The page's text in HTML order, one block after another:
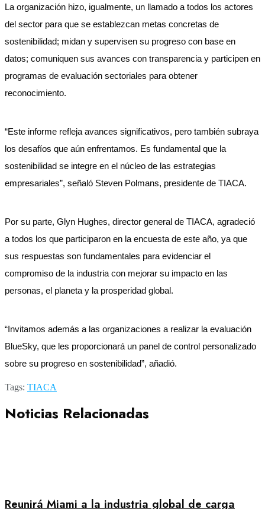
La organización hizo, igualmente, un llamado a todos los actores
del sector para que se establezcan metas concretas de
sostenibilidad; midan y supervisen su progreso con base en
datos; comuniquen sus avances con transparencia y participen en
programas de evaluación sectoriales para obtener
reconocimiento.
“Este informe refleja avances significativos, pero también subraya
los desafíos que aún enfrentamos. Es fundamental que la
sostenibilidad se integre en el núcleo de las estrategias
empresariales”, señaló Steven Polmans, presidente de TIACA.
Por su parte, Glyn Hughes, director general de TIACA, agradeció
a todos los que participaron en la encuesta de este año, ya que
sus respuestas son fundamentales para evidenciar el
compromiso de la industria con mejorar su impacto en las
personas, el planeta y la prosperidad global.
“Invitamos además a las organizaciones a realizar la evaluación
BlueSky, que les proporcionará un panel de control personalizado
sobre su progreso en sostenibilidad”, añadió.
Tags: TIACA
Noticias Relacionadas
Reunirá Miami a la industria global de carga